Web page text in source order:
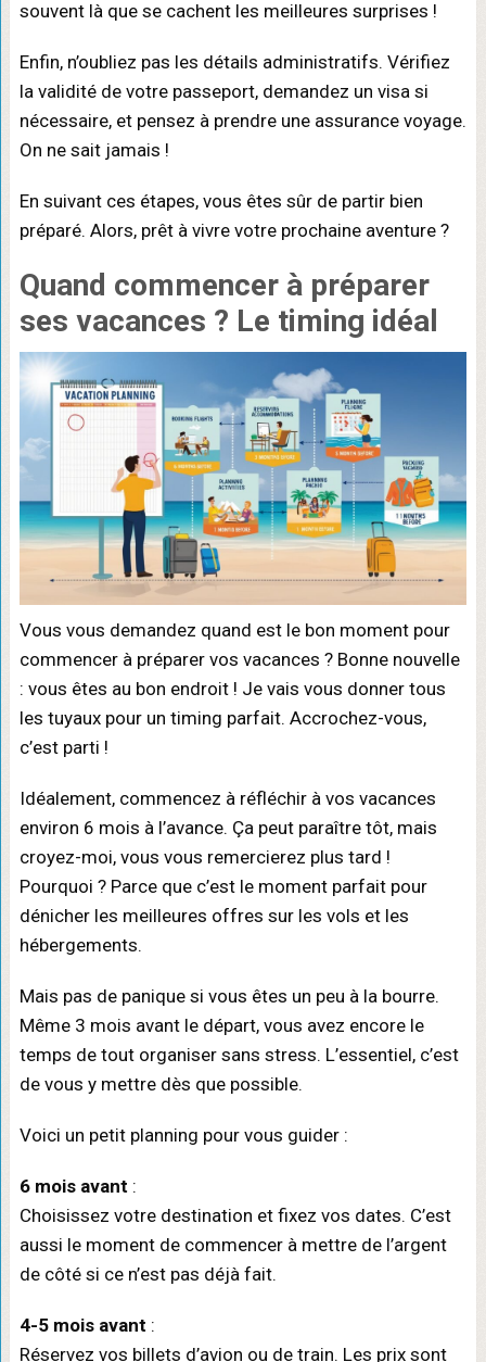
souvent là que se cachent les meilleures surprises !
Enfin, n’oubliez pas les détails administratifs. Vérifiez
la validité de votre passeport, demandez un visa si
nécessaire, et pensez à prendre une assurance voyage.
On ne sait jamais !
En suivant ces étapes, vous êtes sûr de partir bien
préparé. Alors, prêt à vivre votre prochaine aventure ?
Quand commencer à préparer
ses vacances ? Le timing idéal
Vous vous demandez quand est le bon moment pour
commencer à préparer vos vacances ? Bonne nouvelle
: vous êtes au bon endroit ! Je vais vous donner tous
les tuyaux pour un timing parfait. Accrochez-vous,
c’est parti !
Idéalement, commencez à réfléchir à vos vacances
environ 6 mois à l’avance. Ça peut paraître tôt, mais
croyez-moi, vous vous remercierez plus tard !
Pourquoi ? Parce que c’est le moment parfait pour
dénicher les meilleures offres sur les vols et les
hébergements.
Mais pas de panique si vous êtes un peu à la bourre.
Même 3 mois avant le départ, vous avez encore le
temps de tout organiser sans stress. L’essentiel, c’est
de vous y mettre dès que possible.
Voici un petit planning pour vous guider :
6 mois avant :
Choisissez votre destination et fixez vos dates. C’est
aussi le moment de commencer à mettre de l’argent
de côté si ce n’est pas déjà fait.
4-5 mois avant :
Réservez vos billets d’avion ou de train. Les prix sont